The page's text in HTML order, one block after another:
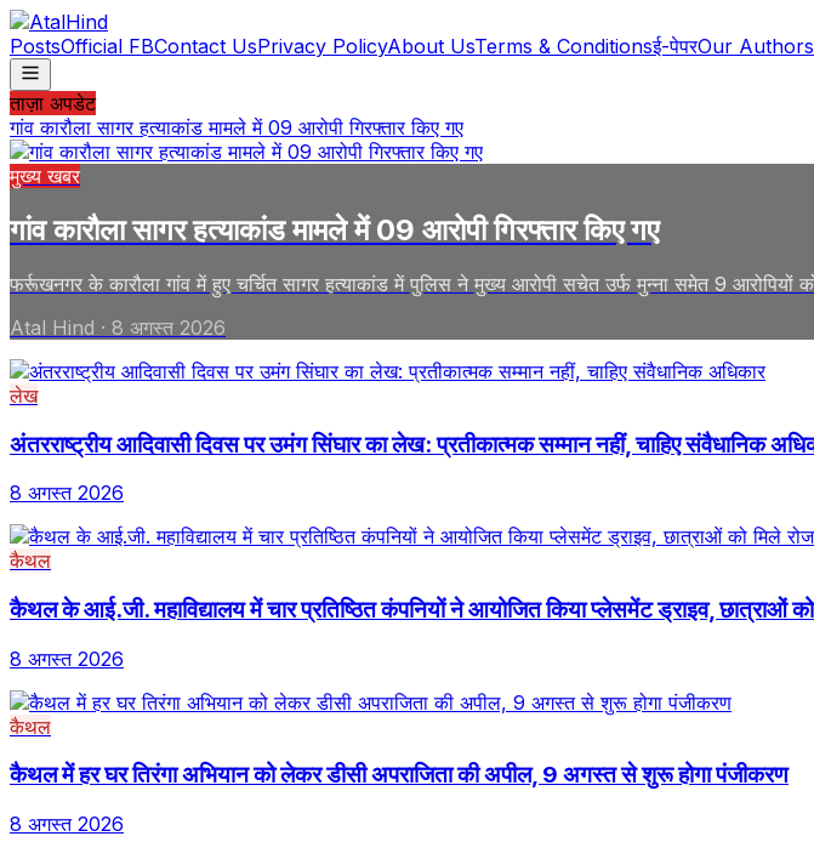
PostsOfficial FBContact UsPrivacy PolicyAbout UsTerms & Conditionsई-पेपरOur Authors
ताज़ा अपडेट
गांव कारौला सागर हत्याकांड मामले में 09 आरोपी गिरफ्तार किए गए
मुख्य खबर
गांव कारौला सागर हत्याकांड मामले में 09 आरोपी गिरफ्तार किए गए
फर्रूखनगर के कारौला गांव में हुए चर्चित सागर हत्याकांड में पुलिस ने मुख्य आरोपी सचेत उर्फ मुन्ना समेत 9 आरोपियों
Atal Hind · 8 अगस्त 2026
लेख
अंतरराष्ट्रीय आदिवासी दिवस पर उमंग सिंघार का लेख: प्रतीकात्मक सम्मान नहीं, चाहिए संवैधानिक
8 अगस्त 2026
कैथल
कैथल के आई.जी. महाविद्यालय में चार प्रतिष्ठित कंपनियों ने आयोजित किया प्लेसमेंट ड्राइव, छात्राओं
8 अगस्त 2026
कैथल
कैथल में हर घर तिरंगा अभियान को लेकर डीसी अपराजिता की अपील, 9 अगस्त से शुरू होगा पंजीकरण
8 अगस्त 2026